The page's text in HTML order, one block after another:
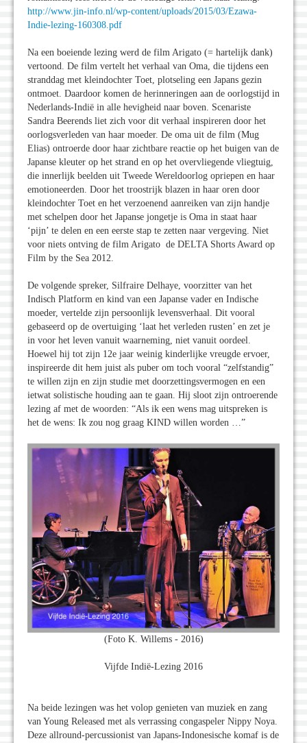
http://www.jin-info.nl/wp-content/uploads/2015/03/Ezawa-
Indie-lezing-160308.pdf
Na een boeiende lezing werd de film Arigato (= hartelijk dank)
vertoond. De film vertelt het verhaal van Oma, die tijdens een
stranddag met kleindochter Toet, plotseling een Japans gezin
ontmoet. Daardoor komen de herinneringen aan de oorlogstijd in
Nederlands-Indië in alle hevigheid naar boven. Scenariste
Sandra Beerends liet zich voor dit verhaal inspireren door het
oorlogsverleden van haar moeder. De oma uit de film (Mug
Elias) ontroerde door haar zichtbare reactie op het buigen van de
Japanse kleuter op het strand en op het overvliegende vliegtuig,
die innerlijk beelden uit Tweede Wereldoorlog opriepen en haar
emotioneerden. Door het troostrijk blazen in haar oren door
kleindochter Toet en het verzoenend aanreiken van zijn handje
met schelpen door het Japanse jongetje is Oma in staat haar
‘pijn’ te delen en een eerste stap te zetten naar vergeving. Niet
voor niets ontving de film Arigato de DELTA Shorts Award op
Film by the Sea 2012.
De volgende spreker, Silfraire Delhaye, voorzitter van het
Indisch Platform en kind van een Japanse vader en Indische
moeder, vertelde zijn persoonlijk levensverhaal. Dit vooral
gebaseerd op de overtuiging ‘laat het verleden rusten’ en zet je
in voor het leven vanuit waarneming, niet vanuit oordeel.
Hoewel hij tot zijn 12e jaar weinig kinderlijke vreugde ervoer,
inspireerde dit hem juist als puber om toch vooral “zelfstandig”
te willen zijn en zijn studie met doorzettingsvermogen en een
ietwat solistische houding aan te gaan. Hij sloot zijn ontroerende
lezing af met de woorden: “Als ik een wens mag uitspreken is
het de wens: Ik zou nog graag KIND willen worden …”
(Foto K. Willems - 2016)
Vijfde Indië-Lezing 2016
Na beide lezingen was het volop genieten van muziek en zang
van Young Released met als verrassing congaspeler Nippy Noya.
Deze allround-percussionist van Japans-Indonesische komaf is de